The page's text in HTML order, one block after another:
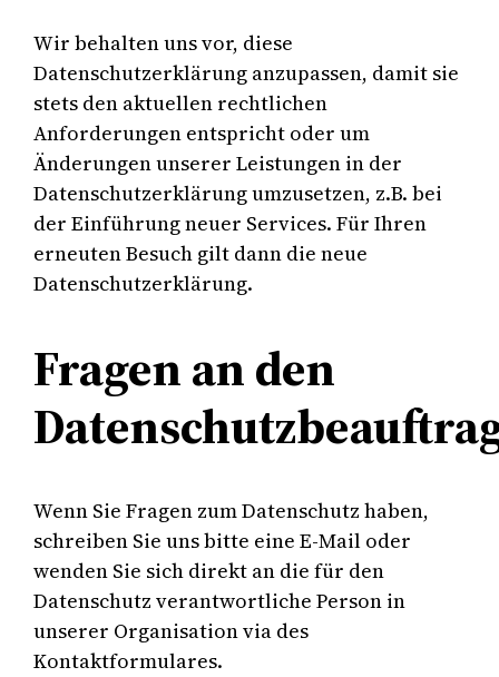
Wir behalten uns vor, diese
Datenschutzerklärung anzupassen, damit sie
stets den aktuellen rechtlichen
Anforderungen entspricht oder um
Änderungen unserer Leistungen in der
Datenschutzerklärung umzusetzen, z.B. bei
der Einführung neuer Services. Für Ihren
erneuten Besuch gilt dann die neue
Datenschutzerklärung.
Fragen an den
Wenn Sie Fragen zum Datenschutz haben,
schreiben Sie uns bitte eine E-Mail oder
wenden Sie sich direkt an die für den
Datenschutz verantwortliche Person in
unserer Organisation via des
Kontaktformulares.